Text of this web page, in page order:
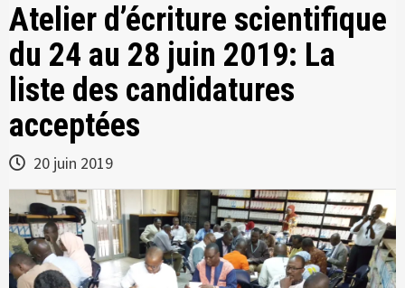
Atelier d’écriture scientifique
du 24 au 28 juin 2019: La
liste des candidatures
acceptées
20 juin 2019